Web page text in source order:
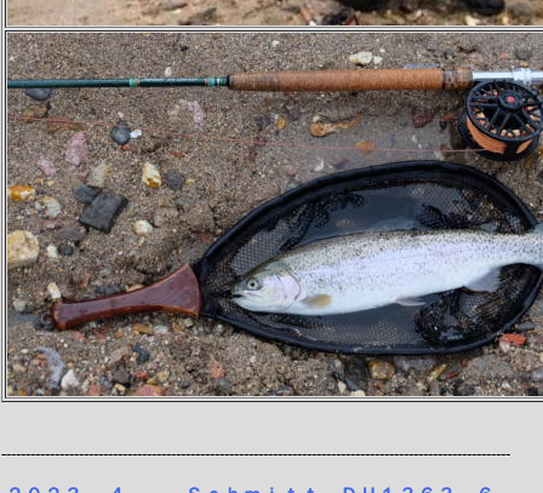
---------------------------------------------------------------------------------------------------------